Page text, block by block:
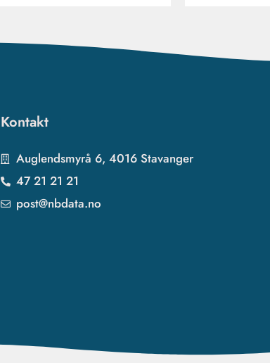
Kontakt
Auglendsmyrå 6, 4016 Stavanger
47 21 21 21
post@nbdata.no